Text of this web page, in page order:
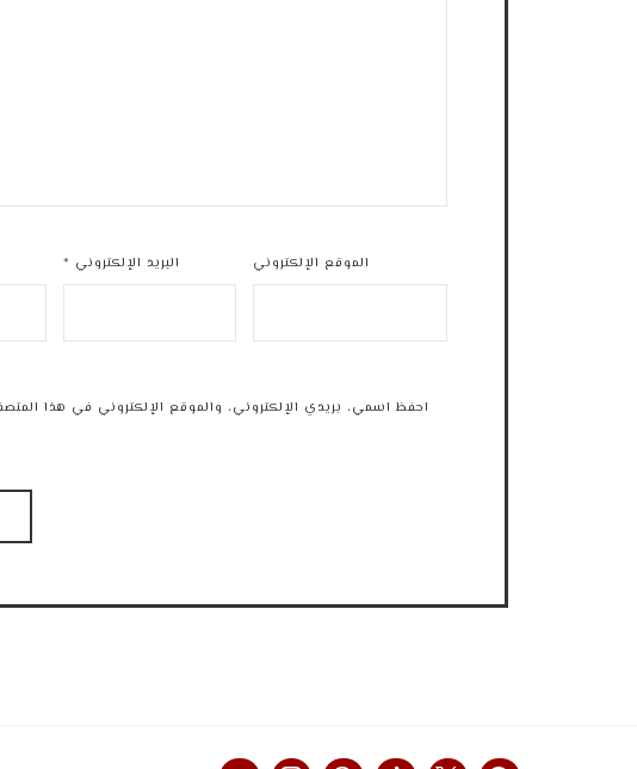
البريد الإلكتروني * الموقع الإلكتروني
احفظ اسمي، بريدي الإلكتروني، والموقع الإلكتروني في هذا